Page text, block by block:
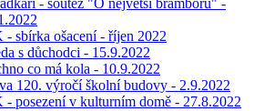
- soutěž "O největší bramboru" -
- sbírka ošacení - říjen 2022
s důchodci - 15.9.2022
co má kola - 10.9.2022
120. výročí školní budovy - 2.9.2022
- posezení v kulturním domě - 27.8.2022